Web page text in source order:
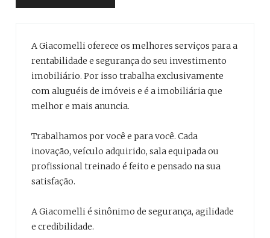
A Giacomelli oferece os melhores serviços para a
rentabilidade e segurança do seu investimento
imobiliário. Por isso trabalha exclusivamente
com aluguéis de imóveis e é a imobiliária que
melhor e mais anuncia.
Trabalhamos por você e para você. Cada
inovação, veículo adquirido, sala equipada ou
profissional treinado é feito e pensado na sua
satisfação.
A Giacomelli é sinônimo de segurança, agilidade
e credibilidade.